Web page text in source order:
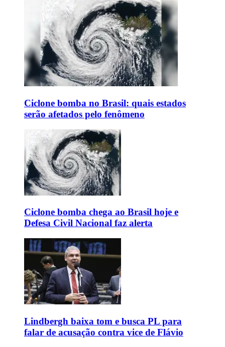
Ciclone bomba no Brasil: quais estados
serão afetados pelo fenômeno
Ciclone bomba chega ao Brasil hoje e
Defesa Civil Nacional faz alerta
Lindbergh baixa tom e busca PL para
falar de acusação contra vice de Flávio